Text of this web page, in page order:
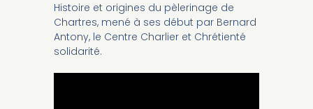
Histoire et origines du pèlerinage de
Chartres, mené à ses début par Bernard
Antony, le Centre Charlier et Chrétienté
solidarité.